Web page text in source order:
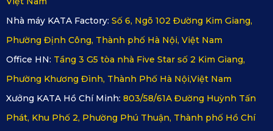
Nhà máy KATA Factory: Số 6, Ngõ 102 Đường Kim Giang,
Phường Định Công, Thành phố Hà Nội, Việt Nam
Office HN: Tầng 3 G5 tòa nhà Five Star số 2 Kim Giang,
Phường Khương Đình, Thành Phố Hà Nội,Việt Nam
Xưởng KATA Hồ Chí Minh: 803/58/61A Đường Huỳnh Tấn
Phát, Khu Phố 2, Phường Phú Thuận, Thành phố Hồ Chí